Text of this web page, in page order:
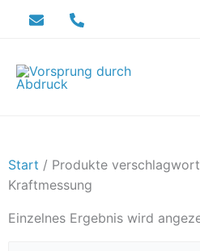
Inhalt
Start / Produkte
Kraftmessung
Einzelnes Ergebnis wird